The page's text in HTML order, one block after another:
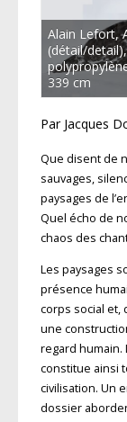
Alain Lefort,
(détail/
339 cm
Par Jacques
Que disent de
sauvages,
paysages de
Quel écho de
chaos des
Les paysages
présence
corps social et,
une
regard humain.
constitue ainsi
civilisation. Un
dossier